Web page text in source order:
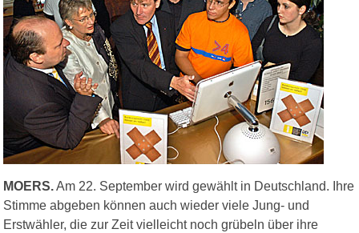
MOERS.Am 22. September wird gewählt in Deutschland. Ihre
Stimme abgeben können auch wieder viele Jung- und
Erstwähler, die zur Zeit vielleicht noch grübeln über ihre